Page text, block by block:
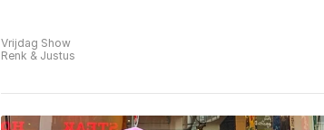
Vrijdag Show
Renk & Justus